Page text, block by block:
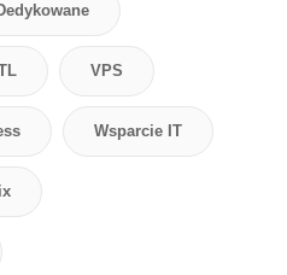
VPS
Wsparcie IT